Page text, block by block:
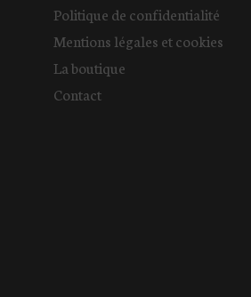
Politique de confidentialité
Mentions légales et cookies
La boutique
Contact